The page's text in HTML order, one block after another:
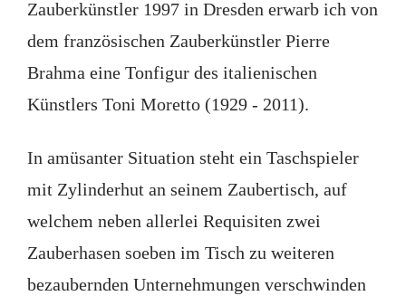
Zauberkünstler 1997 in Dresden erwarb ich von
dem französischen Zauberkünstler Pierre
Brahma eine Tonfigur des italienischen
Künstlers Toni Moretto (1929 - 2011).
In amüsanter Situation steht ein Taschspieler
mit Zylinderhut an seinem Zaubertisch, auf
welchem neben allerlei Requisiten zwei
Zauberhasen soeben im Tisch zu weiteren
bezaubernden Unternehmungen verschwinden